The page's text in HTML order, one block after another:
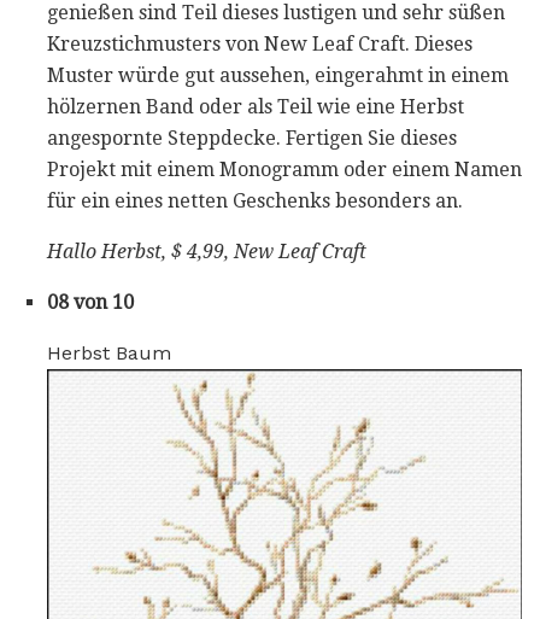
genießen sind Teil dieses lustigen und sehr süßen
Kreuzstichmusters von New Leaf Craft. Dieses
Muster würde gut aussehen, eingerahmt in einem
hölzernen Band oder als Teil wie eine Herbst
angespornte Steppdecke. Fertigen Sie dieses
Projekt mit einem Monogramm oder einem Namen
für ein eines netten Geschenks besonders an.
Hallo Herbst, $ 4,99, New Leaf Craft
08 von 10
Herbst Baum